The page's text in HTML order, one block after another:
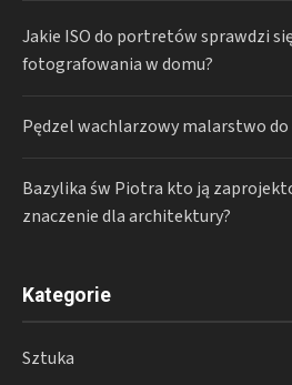
Jakie ISO do portretów sprawdzi
fotografowania w domu?
Pędzel wachlarzowy malarstwo do
Bazylika św Piotra kto ją
znaczenie dla architektury?
Kategorie
Sztuka